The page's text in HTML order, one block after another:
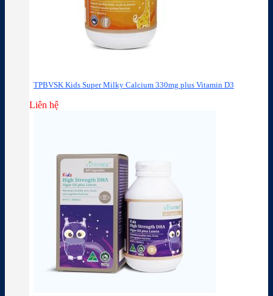
TPBVSK Kids Super Milky Calcium 330mg plus Vitamin D3
Liên hệ